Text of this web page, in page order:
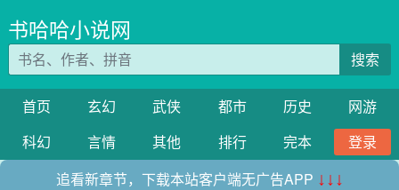
书哈哈小说网
搜索
首页 玄幻 武侠 都市 历史
网游
科幻
言情 其他 排行 完本
登录
追看新章节，下载本站客户端无广告APP ↓↓↓